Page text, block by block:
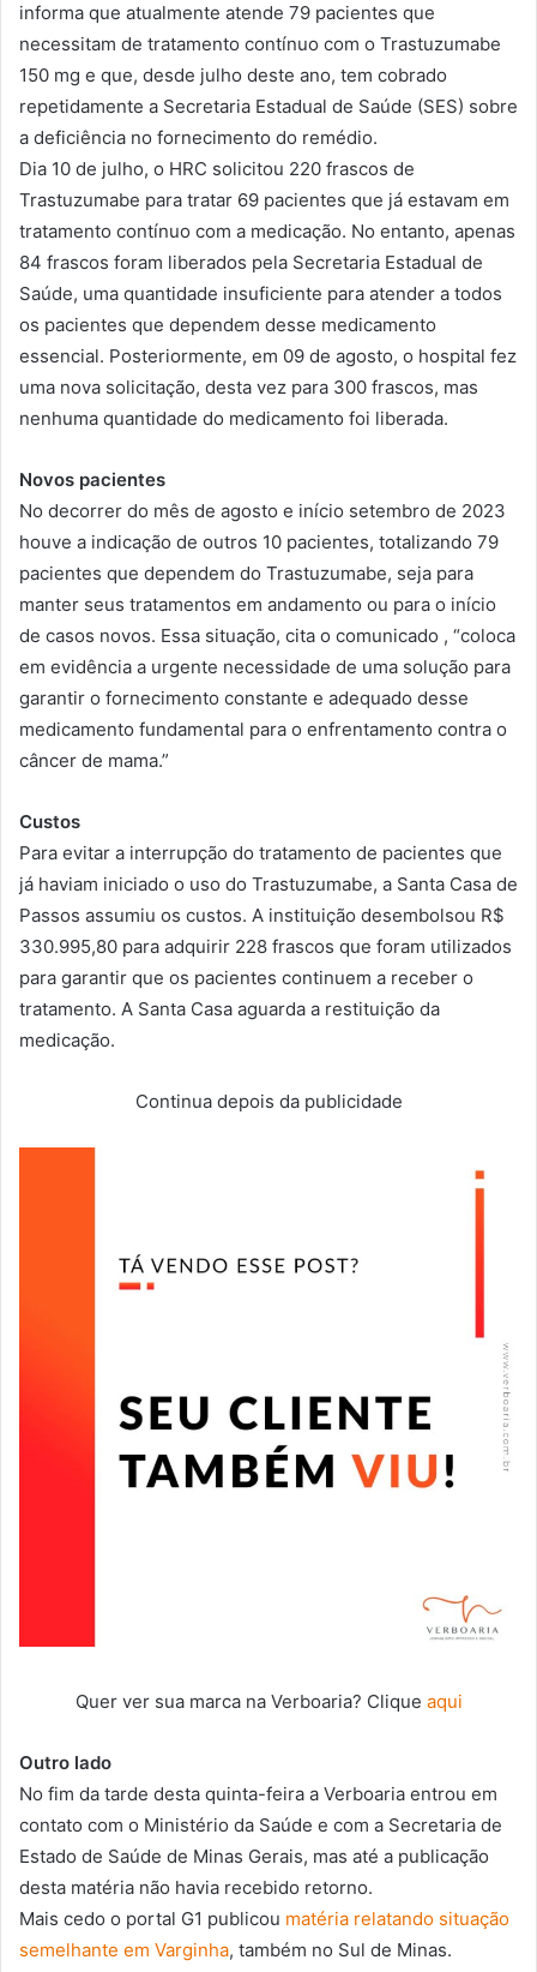
informa que atualmente atende 79 pacientes que
necessitam de tratamento contínuo com o Trastuzumabe
150 mg e que, desde julho deste ano, tem cobrado
repetidamente a Secretaria Estadual de Saúde (SES) sobre
a deficiência no fornecimento do remédio.
Dia 10 de julho, o HRC solicitou 220 frascos de
Trastuzumabe para tratar 69 pacientes que já estavam em
tratamento contínuo com a medicação. No entanto, apenas
84 frascos foram liberados pela Secretaria Estadual de
Saúde, uma quantidade insuficiente para atender a todos
os pacientes que dependem desse medicamento
essencial. Posteriormente, em 09 de agosto, o hospital fez
uma nova solicitação, desta vez para 300 frascos, mas
nenhuma quantidade do medicamento foi liberada.
Novos pacientes
No decorrer do mês de agosto e início setembro de 2023
houve a indicação de outros 10 pacientes, totalizando 79
pacientes que dependem do Trastuzumabe, seja para
manter seus tratamentos em andamento ou para o início
de casos novos. Essa situação, cita o comunicado , “coloca
em evidência a urgente necessidade de uma solução para
garantir o fornecimento constante e adequado desse
medicamento fundamental para o enfrentamento contra o
câncer de mama.”
Custos
Para evitar a interrupção do tratamento de pacientes que
já haviam iniciado o uso do Trastuzumabe, a Santa Casa de
Passos assumiu os custos. A instituição desembolsou R$
330.995,80 para adquirir 228 frascos que foram utilizados
para garantir que os pacientes continuem a receber o
tratamento. A Santa Casa aguarda a restituição da
medicação.
Continua depois da publicidade
Quer ver sua marca na Verboaria? Clique aqui
Outro lado
No fim da tarde desta quinta-feira a Verboaria entrou em
contato com o Ministério da Saúde e com a Secretaria de
Estado de Saúde de Minas Gerais, mas até a publicação
desta matéria não havia recebido retorno.
Mais cedo o portal G1 publicou matéria relatando situação
semelhante em Varginha, também no Sul de Minas.